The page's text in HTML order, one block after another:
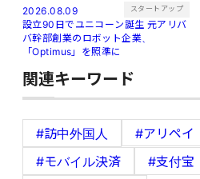
2026.08.09 スタートアップ
設立90日でユニコーン誕生 元アリバ
バ幹部創業のロボット企業、
「Optimus」を照準に
関連キーワード
#訪中外国人 #アリペイ
#モバイル決済
#支付宝